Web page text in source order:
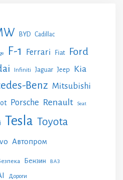
BYD Cadillac
F-1 Ferrari Fiat Ford
Infiniti Jaguar Jeep Kia
Benz Mitsubishi
Porsche Renault Seat
Tesla Toyota
Автопром
Бензин ВАЗ
Дороги